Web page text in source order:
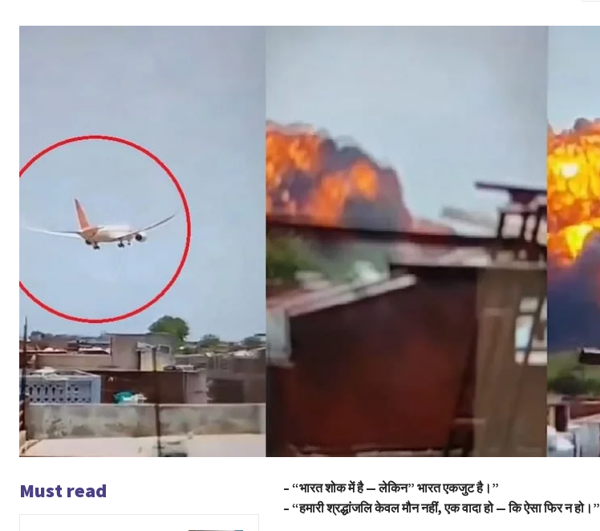
Must read
– “भारत शोक में है — लेकिन” भारत एकजुट है।”
– “हमारी श्रद्धांजलि केवल मौन नहीं, एक वादा हो — कि ऐसा फिर न हो।”